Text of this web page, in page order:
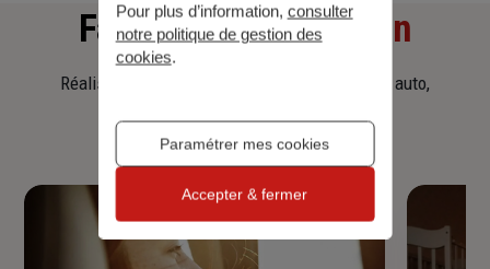
Faitesune simulation
Réalisez une simulation tarifaire d'assurance, auto,
Pour plus d’information, consulter
notre politique de gestion des
cookies.
Paramétrer mes cookies
Accepter & fermer